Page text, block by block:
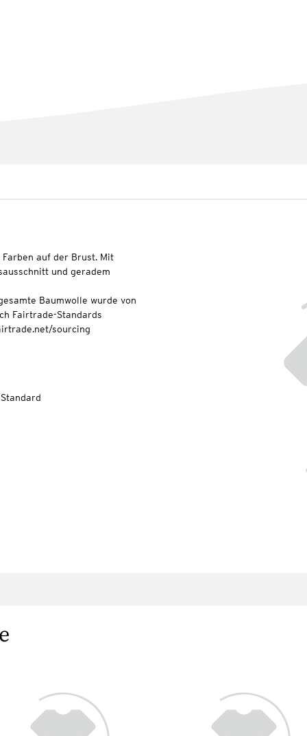
auf der Brust. Mit
und geradem
Baumwolle wurde von
Fairtrade-Standards
sourcing